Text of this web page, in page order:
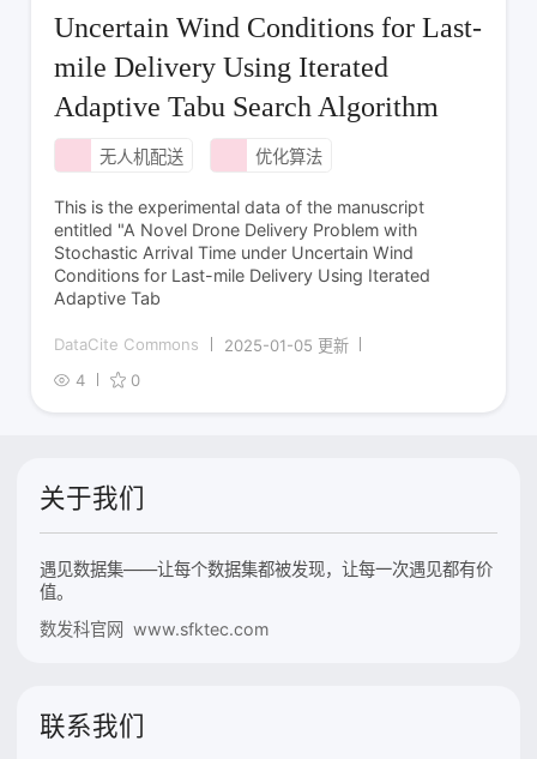
Uncertain Wind Conditions for Last-
mile Delivery Using Iterated
Adaptive Tabu Search Algorithm
无人机配送 优化算法
This is the experimental data of the manuscript
entitled "A Novel Drone Delivery Problem with
Stochastic Arrival Time under Uncertain Wind
Conditions for Last-mile Delivery Using Iterated
Adaptive Tab
DataCite Commons
2025-01-05 更新
4
0
关于我们
遇见数据集——让每个数据集都被发现，让每一次遇见都有价
值。
数发科官网 www.sfktec.com
联系我们